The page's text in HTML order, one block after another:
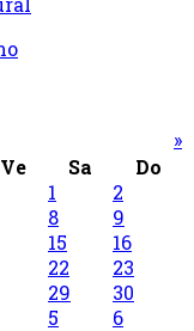
»
Ve Sa
Do
1
2
8
9
15
16
22
23
29
30
5 6